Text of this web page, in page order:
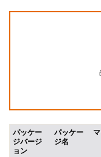
パッケー
ジバージ
ョン
パッケー
ジ名